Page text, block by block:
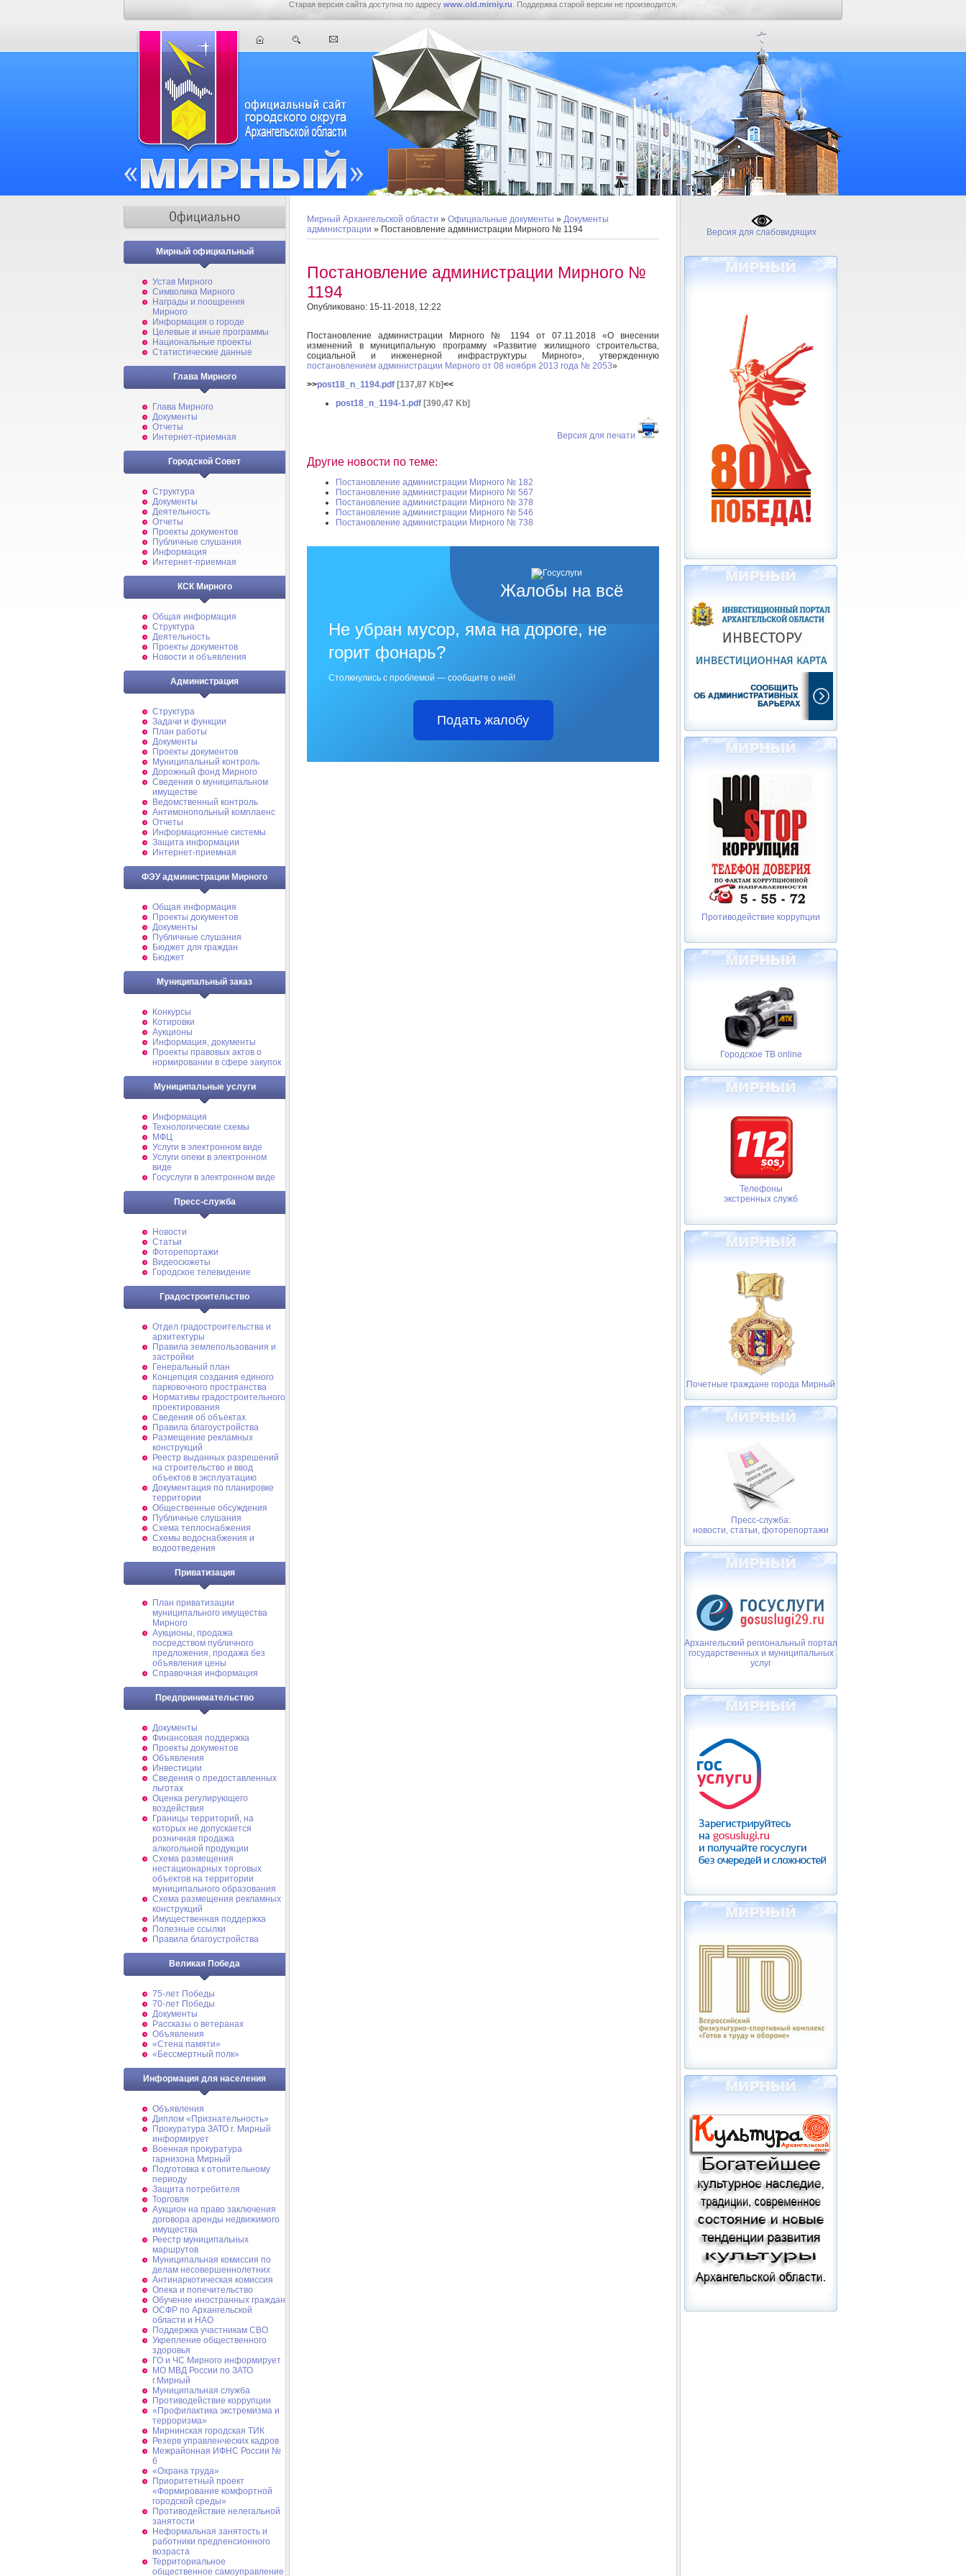
Старая версия сайта доступна по адресу www.old.mirniy.ru . Поддержка старой версии не производится.
Мирный официальный
Устав Мирного
Символика Мирного
Награды и поощрения
Мирного
Информация о городе
Целевые и иные программы
Национальные проекты
Статистические данные
Глава Мирного
Глава Мирного
Документы
Отчеты
Интернет-приемная
Городской Совет
Структура
Документы
Деятельность
Отчеты
Проекты документов
Публичные слушания
Информация
Интернет-приемная
КСК Мирного
Общая информация
Структура
Деятельность
Проекты документов
Новости и объявления
Администрация
Структура
Задачи и функции
План работы
Документы
Проекты документов
Муниципальный контроль
Дорожный фонд Мирного
Cведения о муниципальном
имуществе
Ведомственный контроль
Антимонопольный комплаенс
Отчеты
Информационные системы
Защита информации
Интернет-приемная
ФЭУ администрации Мирного
Общая информация
Проекты документов
Документы
Публичные слушания
Бюджет для граждан
Бюджет
Муниципальный заказ
Конкурсы
Котировки
Аукционы
Информация, документы
Проекты правовых актов о
нормировании в сфере закупок
Муниципальные услуги
Информация
Технологические схемы
МФЦ
Услуги в электронном виде
Услуги опеки в электронном
виде
Госуслуги в электронном виде
Пресс-служба
Новости
Статьи
Фоторепортажи
Видеосюжеты
Городское телевидение
Градостроительство
Отдел градостроительства и
архитектуры
Правила землепользования и
застройки
Генеральный план
Концепция создания единого
парковочного пространства
Нормативы градостроительного
проектирования
Сведения об объектах
Правила благоустройства
Размещение рекламных
конструкций
Реестр выданных разрешений
на строительство и ввод
объектов в эксплуатацию
Документация по планировке
территории
Общественные обсуждения
Публичные слушания
Схема теплоснабжения
Схемы водоснабжения и
водоотведения
Приватизация
План приватизации
муниципального имущества
Мирного
Аукционы, продажа
посредством публичного
предложения, продажа без
объявления цены
Справочная информация
Предпринимательство
Документы
Финансовая поддержка
Проекты документов
Объявления
Инвестиции
Сведения о предоставленных
льготах
Оценка регулирующего
воздействия
Границы территорий, на
которых не допускается
розничная продажа
алкогольной продукции
Схема размещения
нестационарных торговых
объектов на территории
муниципального образования
Схема размещения рекламных
конструкций
Имущественная поддержка
Полезные ссылки
Правила благоустройства
Великая Победа
75-лет Победы
70-лет Победы
Документы
Рассказы о ветеранах
Объявления
«Стена памяти»
«Бессмертный полк»
Информация для населения
Объявления
Диплом «Признательность»
Прокуратура ЗАТО г. Мирный
информирует
Военная прокуратура
гарнизона Мирный
Подготовка к отопительному
периоду
Защита потребителя
Торговля
Аукцион на право заключения
договора аренды недвижимого
имущества
Реестр муниципальных
маршрутов
Муниципальная комиссия по
делам несовершеннолетних
Антинаркотическая комиссия
Опека и попечительство
Обучение иностранных граждан
ОСФР по Архангельской
области и НАО
Поддержка участникам СВО
Укрепление общественного
здоровья
ГО и ЧС Мирного информирует
МО МВД России по ЗАТО
г.Мирный
Муниципальная cлужба
Противодействие коррупции
«Профилактика экстремизма и
терроризма»
Мирнинская городская ТИК
Резерв управленческих кадров
Межрайонная ИФНС России №
6
«Охрана труда»
Приоритетный проект
«Формирование комфортной
городской среды»
Противодействие нелегальной
занятости
Неформальная занятость и
работники предпенсионного
возраста
Территориальное
общественное самоуправление
Мирный Архангельской области » Официальные документы » Документы
администрации » Постановление администрации Мирного № 1194
Постановление администрации Мирного №
1194
Опубликовано: 15-11-2018, 12:22
Постановление администрации Мирного № 1194 от 07.11.2018 «О внесении
изменений в муниципальную программу «Развитие жилищного строительства,
социальной и инженерной инфраструктуры Мирного», утвержденную
постановлением администрации Мирного от 08 ноября 2013 года № 2053»
>>post18_n_1194.pdf [137,87 Kb]<<
post18_n_1194-1.pdf [390,47 Kb]
Версия для печати
Другие новости по теме:
Постановление администрации Мирного № 182
Постановление администрации Мирного № 567
Постановление администрации Мирного № 378
Постановление администрации Мирного № 546
Постановление администрации Мирного № 738
Жалобы на всё
Не убран мусор, яма на дороге, не
горит фонарь?
Столкнулись с проблемой — сообщите о ней!
Подать жалобу
Версия для слабовидящих
Противодействие коррупции
Городское ТВ online
Телефоны
экстренных служб
Почетные граждане города Мирный
Пресс-служба:
новости, статьи, фоторепортажи
Архангельский региональный портал
государственных и муниципальных
услуг